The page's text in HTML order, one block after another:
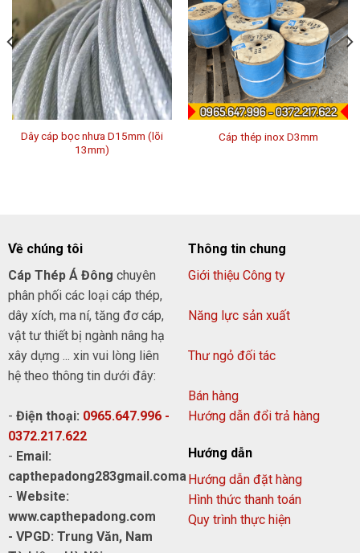
Dây cáp bọc nhưa D15mm (lõi
13mm)
Cáp thép inox D3mm
Về chúng tôi
Cáp Thép Á Đông chuyên
phân phối các loại cáp thép,
dây xích, ma ní, tăng đơ cáp,
vật tư thiết bị ngành nâng hạ
xây dựng ... xin vui lòng liên
hệ theo thông tin dưới đây:
- Điện thoại: 0965.647.996 -
0372.217.622
- Email:
capthepadong283gmail.coma
- Website:
www.capthepadong.com
- VPGD: Trung Văn, Nam
Thông tin chung
Giới thiệu Công ty
Năng lực sản xuất
Thư ngỏ đối tác
Bán hàng
Hướng dẫn đổi trả hàng
Hướng dẫn
Hướng dẫn đặt hàng
Hình thức thanh toán
Quy trình thực hiện